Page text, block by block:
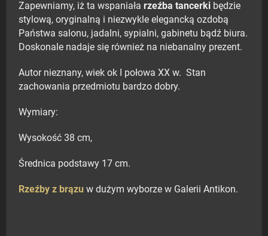
Zapewniamy, iż ta wspaniała rzeźba tancerki będzie
stylową, oryginalną i niezwykle elegancką ozdobą
Państwa salonu, jadalni, sypialni, gabinetu bądź biura.
Doskonale nadaje się również na niebanalny prezent.
Autor nieznany, wiek ok I połowa XX w. Stan
zachowania przedmiotu bardzo dobry.
Wymiary:
Wysokość 38 cm,
Średnica podstawy 17 cm.
Rzeźby z brązu w dużym wyborze w Galerii Antikon.